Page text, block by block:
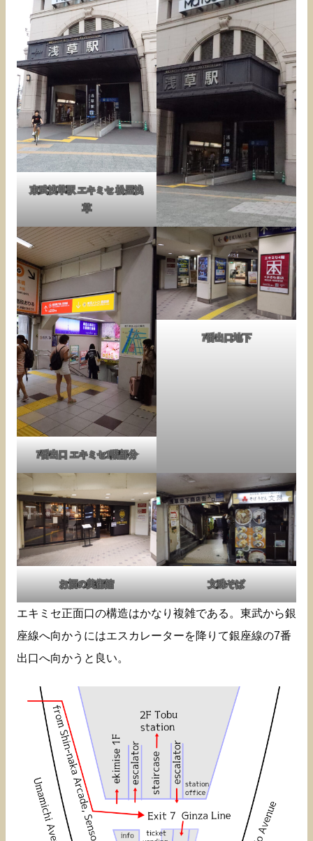
東武浅草駅 エキミセ 松屋浅
草
7番出口 エキミセ1階部分
7番出口地下
お酒の美術館 文殊そば
エキミセ正面口の構造はかなり複雑である。東武から銀
座線へ向かうにはエスカレーターを降りて銀座線の7番
出口へ向かうと良い。